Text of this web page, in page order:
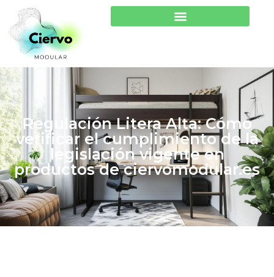
Regulación Litera Alta: Cómo
verificar el cumplimiento de la
legislación vigente en
productos de ciervomodular.es